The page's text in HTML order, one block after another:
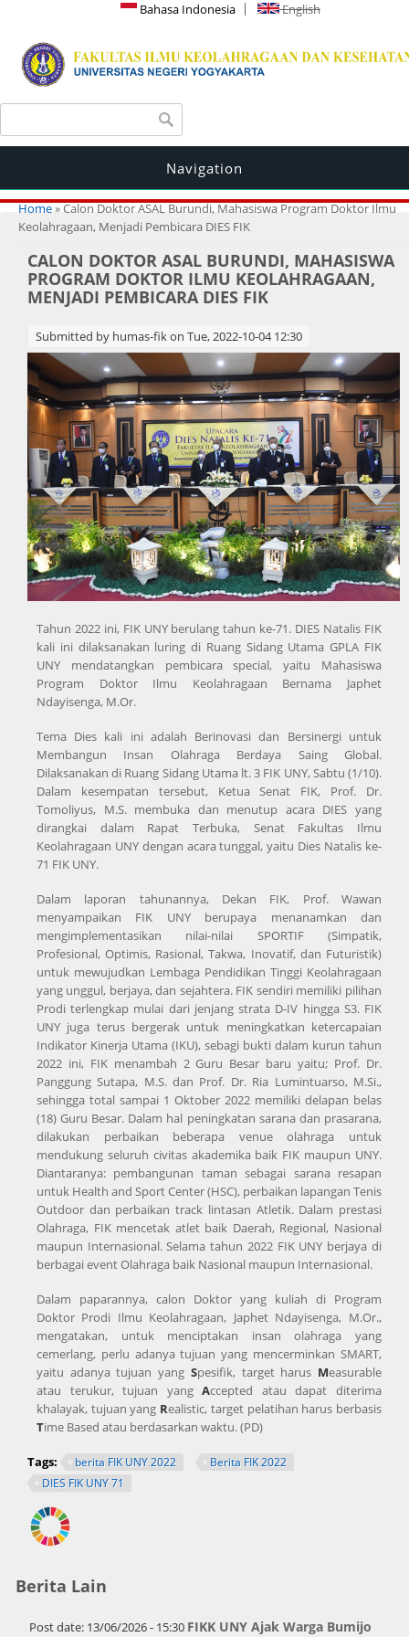
Bahasa Indonesia English
Search form
Navigation
You are here
Home» Calon Doktor ASAL Burundi, Mahasiswa Program Doktor Ilmu
Keolahragaan, Menjadi Pembicara DIES FIK
CALON DOKTOR ASAL BURUNDI, MAHASISWA
PROGRAM DOKTOR ILMU KEOLAHRAGAAN,
MENJADI PEMBICARA DIES FIK
Submitted by humas-fikon Tue, 2022-10-04 12:30
Tahun 2022 ini, FIK UNY berulang tahun ke-71. DIES Natalis FIK
kali ini dilaksanakan luring di Ruang Sidang Utama GPLA FIK
UNY mendatangkan pembicara special, yaitu Mahasiswa
Program Doktor Ilmu Keolahragaan Bernama Japhet
Ndayisenga, M.Or.
Tema Dies kali ini adalah Berinovasi dan Bersinergi untuk
Membangun Insan Olahraga Berdaya Saing Global.
Dilaksanakan di Ruang Sidang Utama lt. 3 FIK UNY, Sabtu (1/10).
Dalam kesempatan tersebut, Ketua Senat FIK, Prof. Dr.
Tomoliyus, M.S. membuka dan menutup acara DIES yang
dirangkai dalam Rapat Terbuka, Senat Fakultas Ilmu
Keolahragaan UNY dengan acara tunggal, yaitu Dies Natalis ke-
71 FIK UNY.
Dalam laporan tahunannya, Dekan FIK, Prof. Wawan
menyampaikan FIK UNY berupaya menanamkan dan
mengimplementasikan nilai-nilai SPORTIF (Simpatik,
Profesional, Optimis, Rasional, Takwa, Inovatif, dan Futuristik)
untuk mewujudkan Lembaga Pendidikan Tinggi Keolahragaan
yang unggul, berjaya, dan sejahtera. FIK sendiri memiliki pilihan
Prodi terlengkap mulai dari jenjang strata D-IV hingga S3. FIK
UNY juga terus bergerak untuk meningkatkan ketercapaian
Indikator Kinerja Utama (IKU), sebagi bukti dalam kurun tahun
2022 ini, FIK menambah 2 Guru Besar baru yaitu; Prof. Dr.
Panggung Sutapa, M.S. dan Prof. Dr. Ria Lumintuarso, M.Si.,
sehingga total sampai 1 Oktober 2022 memiliki delapan belas
(18) Guru Besar. Dalam hal peningkatan sarana dan prasarana,
dilakukan perbaikan beberapa venue olahraga untuk
mendukung seluruh civitas akademika baik FIK maupun UNY.
Diantaranya: pembangunan taman sebagai sarana resapan
untuk Health and Sport Center (HSC), perbaikan lapangan Tenis
Outdoor dan perbaikan track lintasan Atletik. Dalam prestasi
Olahraga, FIK mencetak atlet baik Daerah, Regional, Nasional
maupun Internasional. Selama tahun 2022 FIK UNY berjaya di
berbagai event Olahraga baik Nasional maupun Internasional.
Dalam paparannya, calon Doktor yang kuliah di Program
Doktor Prodi Ilmu Keolahragaan, Japhet Ndayisenga, M.Or.,
mengatakan, untuk menciptakan insan olahraga yang
cemerlang, perlu adanya tujuan yang mencerminkan SMART,
yaitu adanya tujuan yang Spesifik, target harus Measurable
atau terukur, tujuan yangAccepted atau dapat diterima
khalayak, tujuan yang Realistic, target pelatihan harus berbasis
Time Based atau berdasarkan waktu. (PD)
Tags: berita FIK UNY 2022
Berita FIK 2022
DIES FIK UNY 71
Berita Lain
Post date: 13/06/2026 - 15:30 FIKK UNY Ajak Warga Bumijo